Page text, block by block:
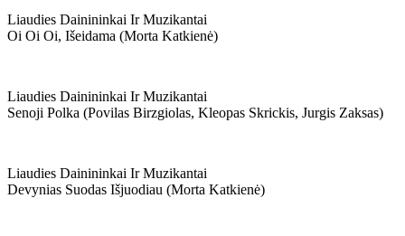
Liaudies Dainininkai Ir Muzikantai
Oi Oi Oi, Išeidama (morta Katkienė)
Liaudies Dainininkai Ir Muzikantai
Senoji Polka (povilas Birzgiolas, Kleopas Skrickis, Jurgis Zaksas)
Liaudies Dainininkai Ir Muzikantai
Devynias Suodas Išjuodiau (morta Katkienė)